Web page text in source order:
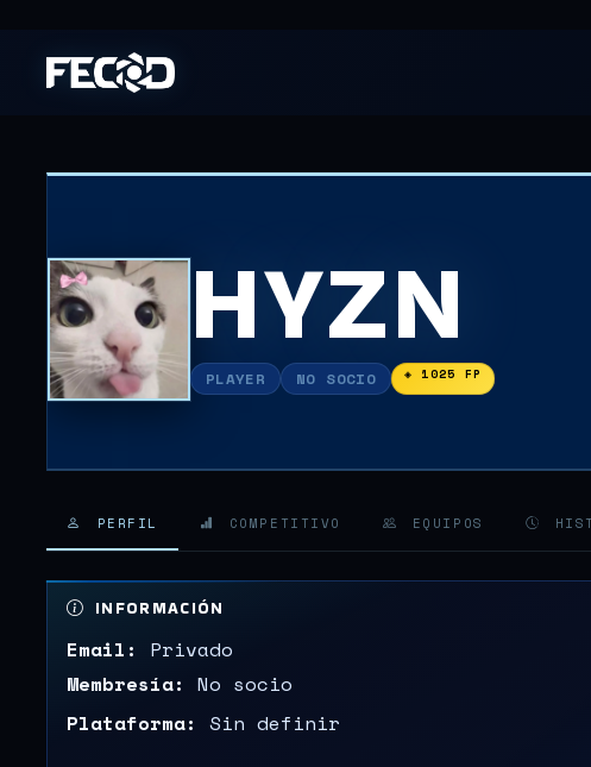
HYZN
PLAYER NO SOCIO ◈ 1025 FP
PERFIL COMPETITIVO EQUIPOS
INFORMACIÓN
Email:
Privado
Membresía: No socio
Plataforma: Sin definir